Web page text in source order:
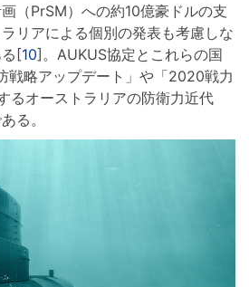
（PrSM）への約10億豪ドルの支
リアによる個別の発表も考慮しな
[10]。AUKUS協定とこれらの国
戦略アップデート」や「2020戦力
るオーストラリアの防衛力近代
る。